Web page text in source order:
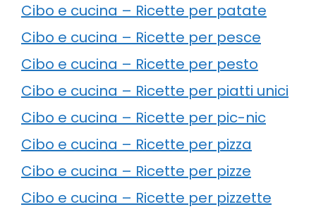
Cibo e cucina – Ricette per patate
Cibo e cucina – Ricette per pesce
Cibo e cucina – Ricette per pesto
Cibo e cucina – Ricette per piatti unici
Cibo e cucina – Ricette per pic-nic
Cibo e cucina – Ricette per pizza
Cibo e cucina – Ricette per pizze
Cibo e cucina – Ricette per pizzette